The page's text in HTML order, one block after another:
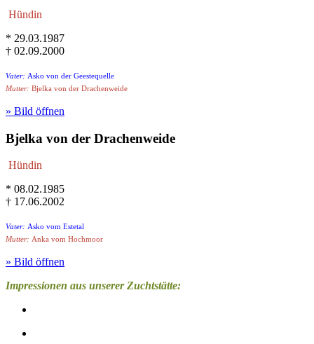
Hündin
* 29.03.1987
† 02.09.2000
Vater: Asko von der Geestequelle
Mutter: Bjelka von der Drachenweide
» Bild öffnen
Bjelka von der Drachenweide
Hündin
* 08.02.1985
† 17.06.2002
Vater: Asko vom Estetal
Mutter: Anka vom Hochmoor
» Bild öffnen
Impressionen aus unserer Zuchtstätte: